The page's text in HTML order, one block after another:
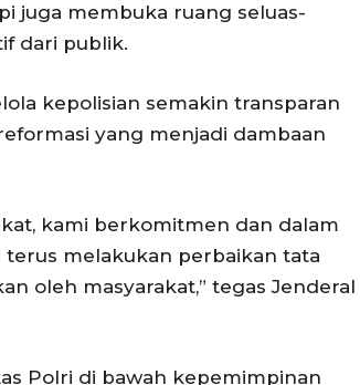
juga membuka ruang seluas-
dari publik.
kepolisian semakin transparan
yang menjadi dambaan
kami berkomitmen dan dalam
terus melakukan perbaikan tata
oleh masyarakat,” tegas Jenderal
Polri di bawah kepemimpinan